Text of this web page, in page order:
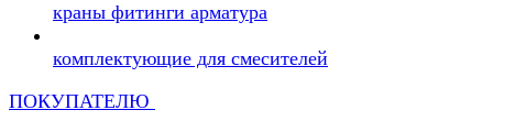
краны фитинги арматура
комплектующие для смесителей
ПОКУПАТЕЛЮ